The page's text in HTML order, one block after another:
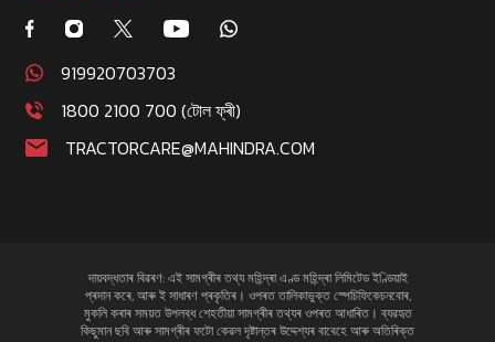
919920703703
1800 2100 700 (টোল ফ্ৰী)
TRACTORCARE@MAHINDRA.COM
দায়বদ্ধতাৰ বিৱৰণ: এই সামগ্ৰীৰ তথ্য মহিন্দ্ৰা এণ্ড মহিন্দ্ৰা লিমিটেড ইণ্ডিয়াই
প্ৰদান কৰে, আৰু ই সাধাৰণ প্ৰকৃতিৰ। ওপৰত তালিকাভুক্ত স্পেচিফিকেচনবোৰ,
মুকলি কৰাৰ সময়ত উপলব্ধ শেহতীয়া সামগ্ৰীৰ তথ্যৰ ওপৰত আধাৰিত। ব্যৱহৃত
কিছুমান ছবি আৰু সামগ্ৰীৰ ফটো কেৱল দৃষ্টান্তৰ উদ্দেশ্যৰ বাবেহে আৰু অতিৰিক্ত